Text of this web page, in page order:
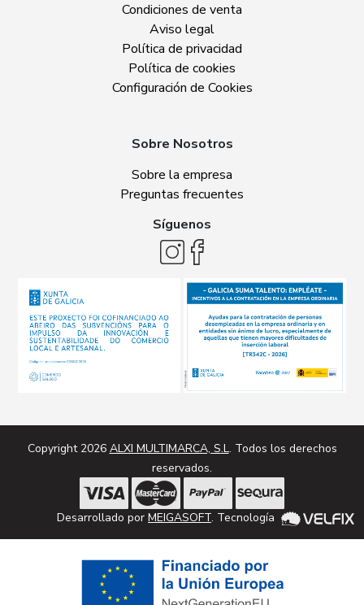
Condiciones de venta
Aviso legal
Política de privacidad
Política de cookies
Configuración de Cookies
Sobre Nosotros
Sobre la empresa
Preguntas frecuentes
Síguenos
Copyright 2026 ALXI MULTIMARCA, S.L. Todos los derechos
reservados.
Desarrollado por MEIGASOFT. Tecnología